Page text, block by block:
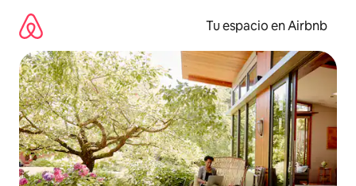
contenido
Tu espacio en Airbnb